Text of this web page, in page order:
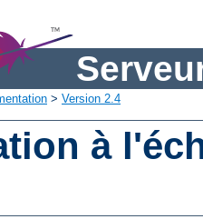
> Version 2.4
à